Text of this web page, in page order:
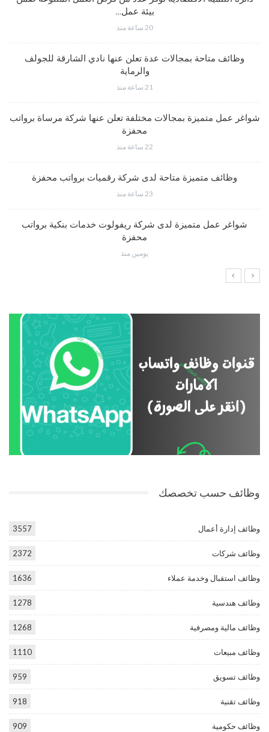
بيئة عمل…
20 ساعة منذ
وظائف متاحة بمجالات عدة تعلن عنها نادي الشارقة للجولف
والرماية
21 ساعة منذ
شواغر عمل متميزة بمجالات مختلفة تعلن عنها شركة مرساة برواتب
محفزة
22 ساعة منذ
وظائف متميزة متاحة لدى شركة رقميات برواتب محفزة
23 ساعة منذ
شواغر عمل متميزة لدى شركة ريفولوت خدمات بنكية برواتب
محفزة
يومين منذ
وظائف حسب تخصصك
وظائف إدارة أعمال 3557
وظائف شركات 2372
وظائف استقبال وخدمة عملاء 1636
وظائف هندسية 1278
وظائف مالية ومصرفية 1268
وظائف مبيعات 1110
وظائف تسويق 959
وظائف تقنية 918
وظائف حكومية 909